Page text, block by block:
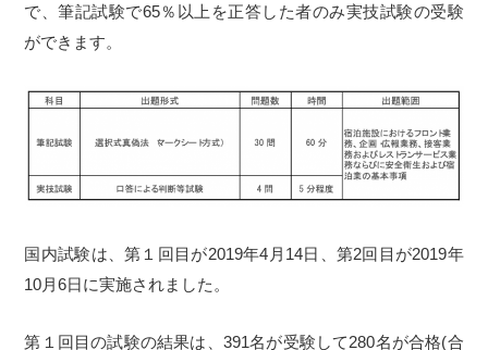
で、筆記試験で65％以上を正答した者のみ実技試験の受験
ができます。
国内試験は、第１回目が2019年4月14日、第2回目が2019年
10月6日に実施されました。
第１回目の試験の結果は、391名が受験して280名が合格(合